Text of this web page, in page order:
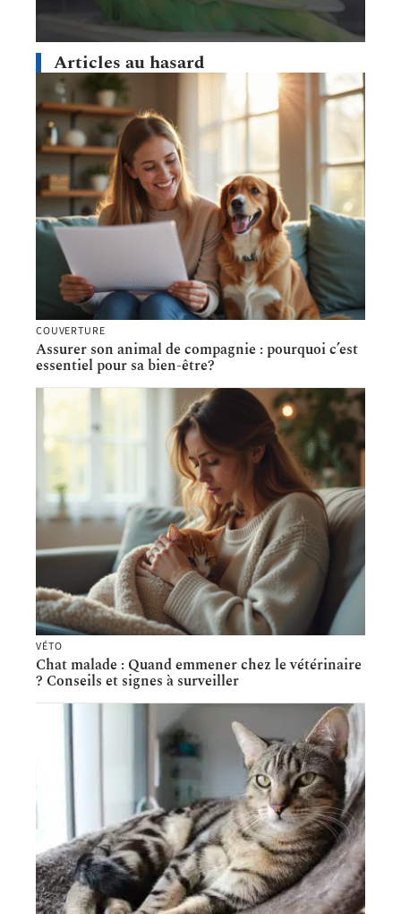
Articles au hasard
COUVERTURE
Assurer son animal de compagnie : pourquoi c’est
essentiel pour sa bien-être?
VÉTO
Chat malade : Quand emmener chez le vétérinaire
? Conseils et signes à surveiller